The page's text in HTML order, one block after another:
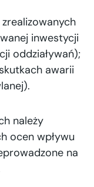
inwestycji
oddziaływań);
awarii
należy
ocen wpływu
na